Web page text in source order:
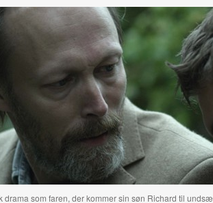
drama som faren, der kommer sin søn Richard til